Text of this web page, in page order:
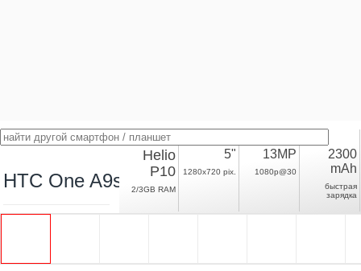
HTC One A9s
Helio
P10
2/3GB RAM
5"
1280x720 pix.
13MP
1080p@30
2300
mAh
быстрая
зарядка